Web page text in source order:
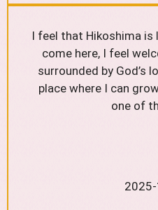
I feel that Hikoshima is
come here, I feel
surrounded by God’s
place where I can
one of